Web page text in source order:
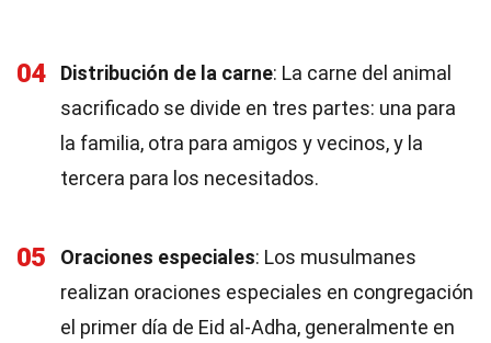
04 Distribución de la carne: La carne del animal
sacrificado se divide en tres partes: una para
la familia, otra para amigos y vecinos, y la
tercera para los necesitados.
05 Oraciones especiales: Los musulmanes
realizan oraciones especiales en congregación
el primer día de Eid al-Adha, generalmente en